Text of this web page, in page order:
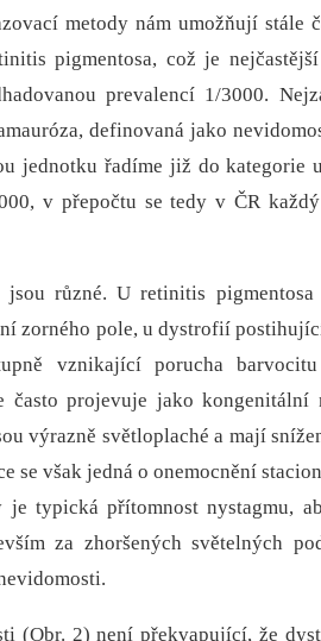
metody nám umožňují stále
pigmentosa, což je nejčastější
prevalencí 1/3000.
definovaná jako
jednotku řadíme již do kategorie
v přepočtu se tedy v ČR
různé. U retinitis pigmentosa
zorného pole, u dystrofií
vznikající porucha
často projevuje jako kongenitální
výrazně světloplaché a mají
však jedná o onemocnění
typická přítomnost nystagmu,
za zhoršených světelných
(Obr. 2) není překvapující, že